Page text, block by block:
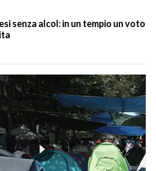
senza alcol: in un tempio un voto